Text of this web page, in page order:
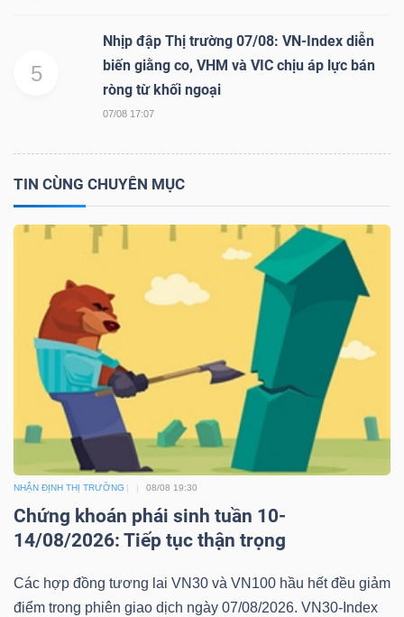
5
Nhịp đập Thị trường 07/08: VN-Index diễn
biến giằng co, VHM và VIC chịu áp lực bán
ròng từ khối ngoại
07/08 17:07
TIN CÙNG CHUYÊN MỤC
NHẬN ĐỊNH THỊ TRƯỜNG 08/08 19:30
Chứng khoán phái sinh tuần 10-
14/08/2026: Tiếp tục thận trọng
Các hợp đồng tương lai VN30 và VN100 hầu hết đều giảm
điểm trong phiên giao dịch ngày 07/08/2026. VN30-Index